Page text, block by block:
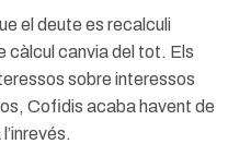
el deute es recalculi
càlcul canvia del tot. Els
sobre interessos
Cofidis acaba havent de